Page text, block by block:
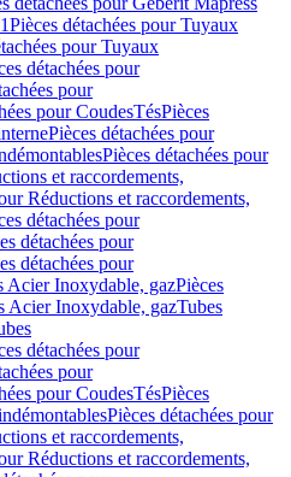
Pièces détachées pour Tuyaux
pour Tuyaux
détachées pour
pour
pour CoudesTésPièces
Pièces détachées pour
Pièces détachées pour
et raccordements,
Réductions et raccordements,
détachées pour
détachées pour
détachées pour
Acier Inoxydable, gazPièces
Acier Inoxydable, gazTubes
détachées pour
pour
pour CoudesTésPièces
Pièces détachées pour
et raccordements,
Réductions et raccordements,